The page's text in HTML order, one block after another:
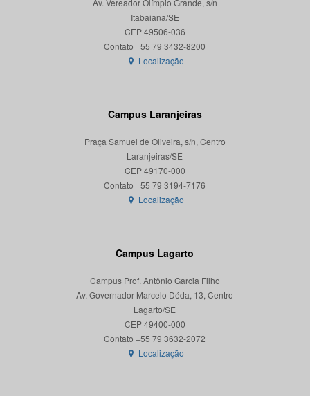
Av. Vereador Olímpio Grande, s/n
Itabaiana/SE
CEP 49506-036
Localização
Campus Laranjeiras
Praça Samuel de Oliveira, s/n, Centro
Laranjeiras/SE
CEP 49170-000
Localização
Campus Lagarto
Campus Prof. Antônio Garcia Filho
Av. Governador Marcelo Déda, 13, Centro
Lagarto/SE
CEP 49400-000
Localização